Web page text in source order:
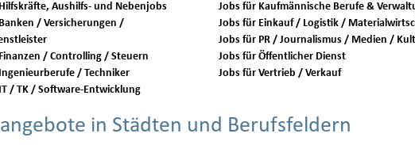
Aushilfs- und Nebenjobs
/ Versicherungen /
/ Controlling / Steuern
/ Techniker
/ TK / Software-Entwicklung
Jobs für Kaufmännische Berufe &
Jobs für Einkauf / Logistik /
Jobs für PR / Journalismus / Medien /
Jobs für Öffentlicher Dienst
Jobs für Vertrieb / Verkauf
in Städten und Berufsfeldern